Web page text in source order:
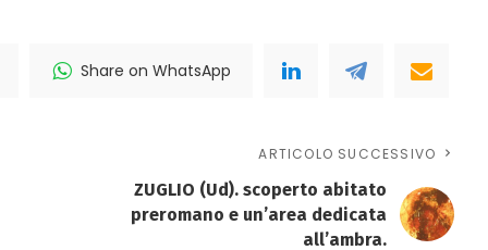
Share on WhatsApp
ARTICOLO SUCCESSIVO
ZUGLIO (Ud). scoperto abitato
preromano e un’area dedicata
all’ambra.